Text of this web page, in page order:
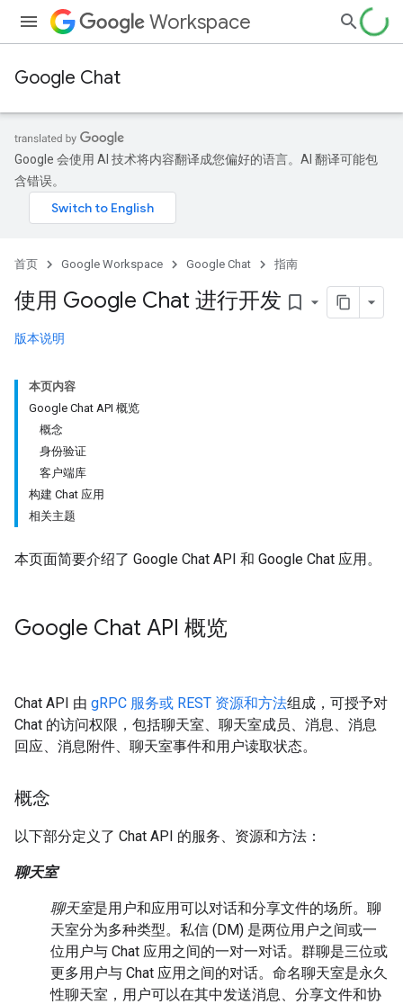
Workspace
Google Chat
Google 会使用 AI 技术将内容翻译成您偏好的语言。AI 翻译可能包
含错误。
首页 Google Workspace Google Chat 指南
使用 Google Chat 进行开发 bookmark_border
版本说明
本页内容
Google Chat API 概览
概念
身份验证
客户端库
构建 Chat 应用
相关主题
本页面简要介绍了 Google Chat API 和 Google Chat 应用。
Google Chat API 概览
Chat API 由 gRPC 服务或 REST 资源和方法组成，可授予对
Chat 的访问权限，包括聊天室、聊天室成员、消息、消息
回应、消息附件、聊天室事件和用户读取状态。
概念
以下部分定义了 Chat API 的服务、资源和方法：
聊天室
聊天室是用户和应用可以对话和分享文件的场所。聊
天室分为多种类型。私信 (DM) 是两位用户之间或一
位用户与 Chat 应用之间的一对一对话。群聊是三位或
更多用户与 Chat 应用之间的对话。命名聊天室是永久
性聊天室，用户可以在其中发送消息、分享文件和协